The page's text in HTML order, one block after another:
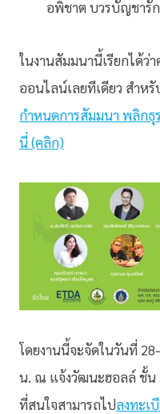
อพิชาต บวรบัญชารั
ในงานสัมมนานี้เรียกได้ว่
ออนไลน์เลยทีเดียว สำห
กำหนดการสัมมนา พลิกธุ
นี่ (คลิก)
โดยงานนี้จะจัดในวันที่
น. ณ แจ้งวัฒนะฮอลล์ ชั้น
ที่สนใจสามารถไปลงทะเ